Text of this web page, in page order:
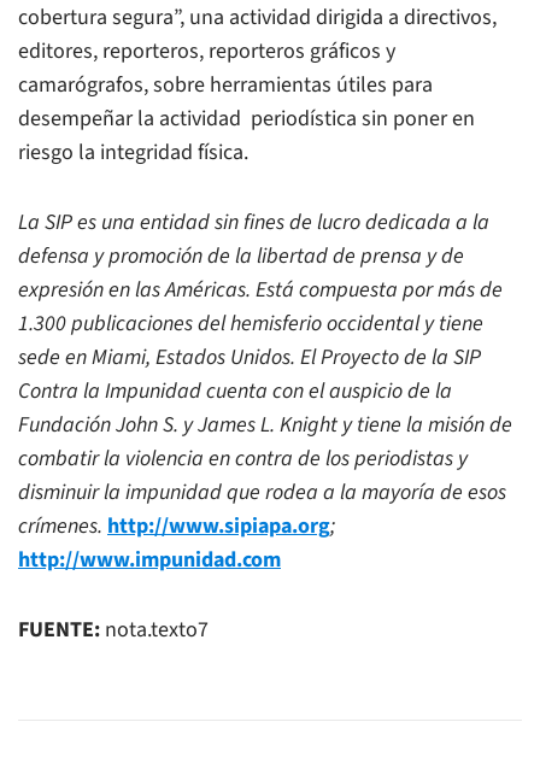
cobertura segura”, una actividad dirigida a directivos,
editores, reporteros, reporteros gráficos y
camarógrafos, sobre herramientas útiles para
desempeñar la actividad periodística sin poner en
riesgo la integridad física.
La SIP es una entidad sin fines de lucro dedicada a la
defensa y promoción de la libertad de prensa y de
expresión en las Américas. Está compuesta por más de
1.300 publicaciones del hemisferio occidental y tiene
sede en Miami, Estados Unidos. El Proyecto de la SIP
Contra la Impunidad cuenta con el auspicio de la
Fundación John S. y James L. Knight y tiene la misión de
combatir la violencia en contra de los periodistas y
disminuir la impunidad que rodea a la mayoría de esos
crímenes. http://www.sipiapa.org;
http://www.impunidad.com
FUENTE: nota.texto7